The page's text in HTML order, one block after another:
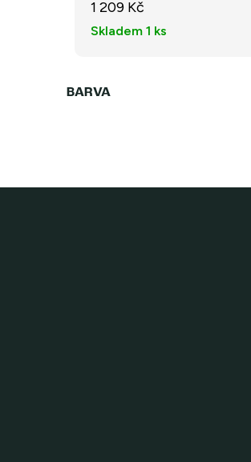
1 209 Kč
Skladem 1 ks